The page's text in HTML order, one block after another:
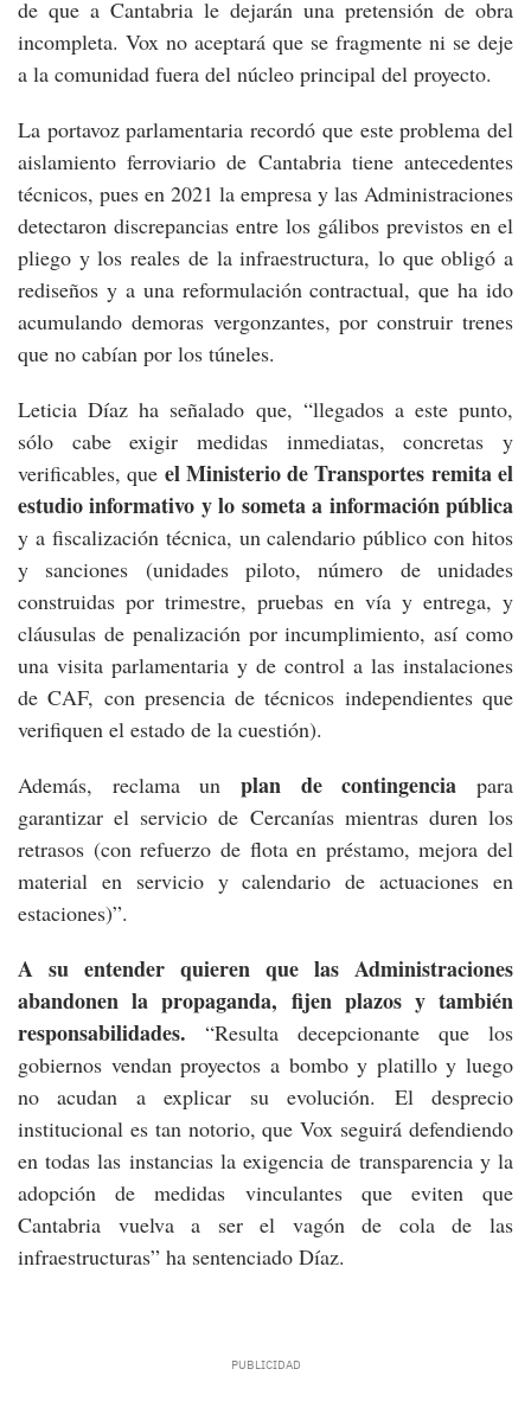
de que a Cantabria le dejarán una pretensión de obra
incompleta. Vox no aceptará que se fragmente ni se deje
a la comunidad fuera del núcleo principal del proyecto.
La portavoz parlamentaria recordó que este problema del
aislamiento ferroviario de Cantabria tiene antecedentes
técnicos, pues en 2021 la empresa y las Administraciones
detectaron discrepancias entre los gálibos previstos en el
pliego y los reales de la infraestructura, lo que obligó a
rediseños y a una reformulación contractual, que ha ido
acumulando demoras vergonzantes, por construir trenes
que no cabían por los túneles.
Leticia Díaz ha señalado que, “llegados a este punto,
sólo cabe exigir medidas inmediatas, concretas y
verificables, que el Ministerio de Transportes remita el
estudio informativo y lo someta a información pública
y a fiscalización técnica, un calendario público con hitos
y sanciones (unidades piloto, número de unidades
construidas por trimestre, pruebas en vía y entrega, y
cláusulas de penalización por incumplimiento, así como
una visita parlamentaria y de control a las instalaciones
de CAF, con presencia de técnicos independientes que
verifiquen el estado de la cuestión).
Además, reclama un plan de contingencia para
garantizar el servicio de Cercanías mientras duren los
retrasos (con refuerzo de flota en préstamo, mejora del
material en servicio y calendario de actuaciones en
estaciones)”.
A su entender quieren que las Administraciones
abandonen la propaganda, fijen plazos y también
responsabilidades. “Resulta decepcionante que los
gobiernos vendan proyectos a bombo y platillo y luego
no acudan a explicar su evolución. El desprecio
institucional es tan notorio, que Vox seguirá defendiendo
en todas las instancias la exigencia de transparencia y la
adopción de medidas vinculantes que eviten que
Cantabria vuelva a ser el vagón de cola de las
infraestructuras” ha sentenciado Díaz.